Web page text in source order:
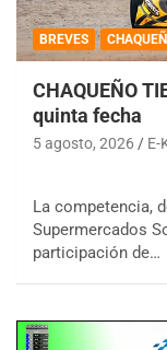
BREVES
CHAQUEÑO
quinta fecha
5 agosto, 2026 E-
La competencia,
Supermercados
participación de…